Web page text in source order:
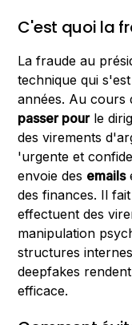
C'est quoi la
La fraude au
technique qui
années. Au
passer pourle
des virements
'urgente et
envoie des emails
des finances. Il
effectuent des
manipulation
structures
deepfakes
efficace.